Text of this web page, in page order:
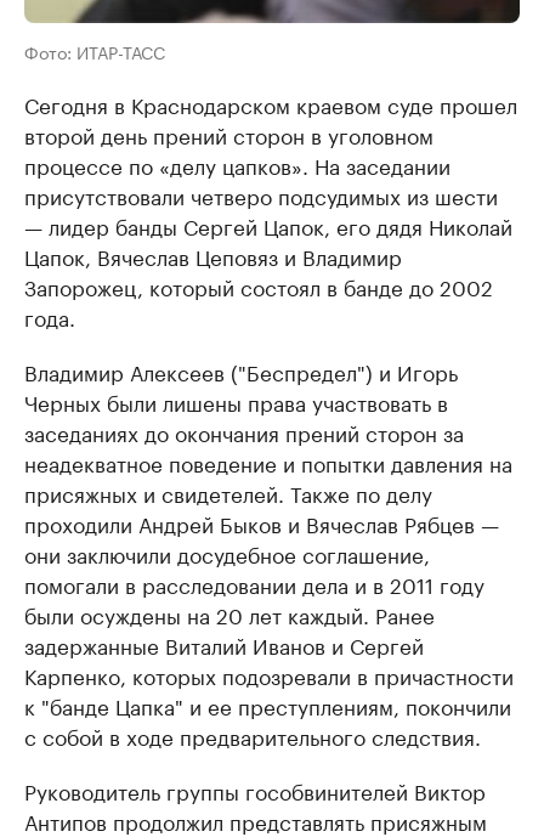
Фото: ИТАР-ТАСС
Сегодня в Краснодарском краевом суде прошел
второй день прений сторон в уголовном
процессе по «делу цапков». На заседании
присутствовали четверо подсудимых из шести
— лидер банды Сергей Цапок, его дядя Николай
Цапок, Вячеслав Цеповяз и Владимир
Запорожец, который состоял в банде до 2002
года.
Владимир Алексеев ("Беспредел") и Игорь
Черных были лишены права участвовать в
заседаниях до окончания прений сторон за
неадекватное поведение и попытки давления на
присяжных и свидетелей. Также по делу
проходили Андрей Быков и Вячеслав Рябцев —
они заключили досудебное соглашение,
помогали в расследовании дела и в 2011 году
были осуждены на 20 лет каждый. Ранее
задержанные Виталий Иванов и Сергей
Карпенко, которых подозревали в причастности
к "банде Цапка" и ее преступлениям, покончили
с собой в ходе предварительного следствия.
Руководитель группы гособвинителей Виктор
Антипов продолжил представлять присяжным